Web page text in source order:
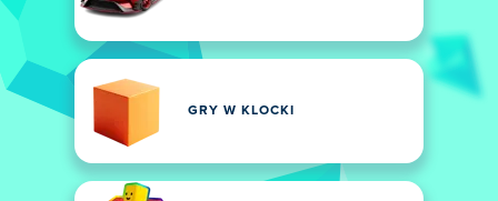
GRY W KLOCKI